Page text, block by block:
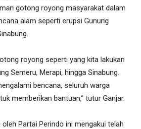
gotong royong masyarakat dalam
alam seperti erupsi Gunung
royong seperti yang kita lakukan
Semeru, Merapi, hingga Sinabung.
bencana, seluruh warga
memberikan bantuan,” tutur Ganjar.
Partai Perindo ini mengakui telah